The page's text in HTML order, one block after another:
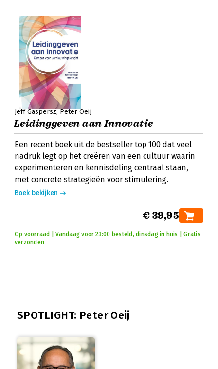
Jeff Gaspersz Peter Oeij
Leidinggeven aan Innovatie
Een recent boek uit de bestseller top 100 dat veel
nadruk legt op het creëren van een cultuur waarin
experimenteren en kennisdeling centraal staan,
met concrete strategieën voor stimulering.
Boek bekijken
€ 39,95
Op voorraad | Vandaag voor 23:00 besteld, dinsdag in huis | Gratis
verzonden
SPOTLIGHT: Peter Oeij